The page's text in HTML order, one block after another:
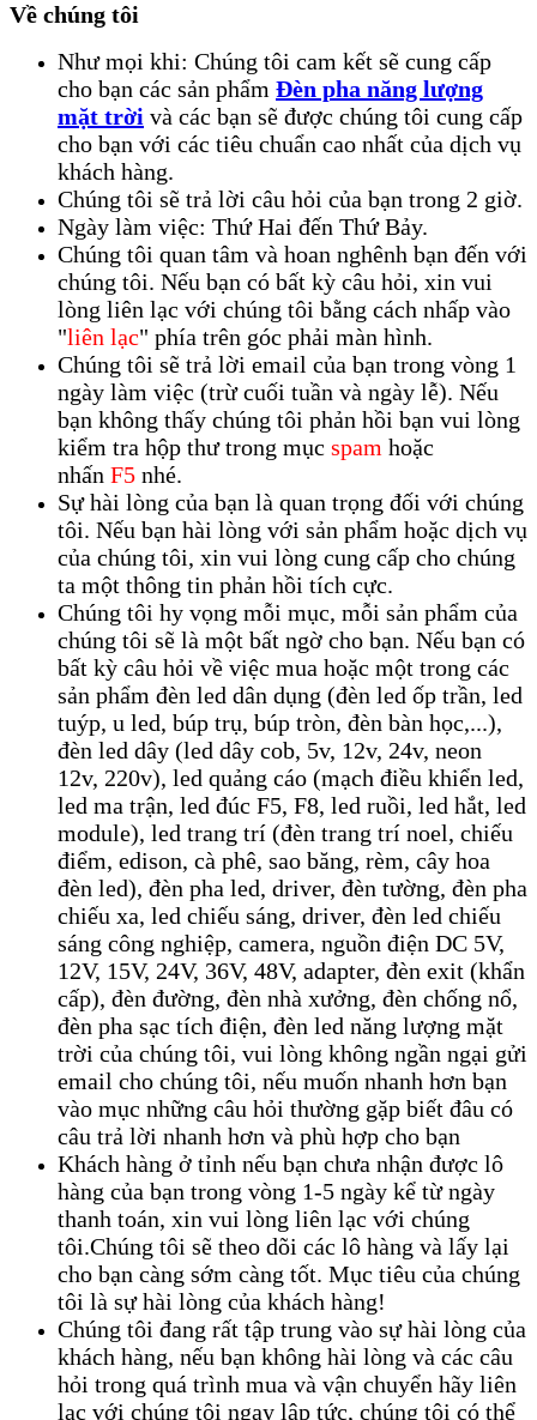
Về chúng tôi
Như mọi khi: Chúng tôi cam kết sẽ cung cấp
cho bạn các sản phẩm Đèn pha năng lượng
mặt trời và các bạn sẽ được chúng tôi cung cấp
cho bạn với các tiêu chuẩn cao nhất của dịch vụ
khách hàng.
Chúng tôi sẽ trả lời câu hỏi của bạn trong 2 giờ.
Ngày làm việc: Thứ Hai đến Thứ Bảy.
Chúng tôi quan tâm và hoan nghênh bạn đến với
chúng tôi. Nếu bạn có bất kỳ câu hỏi, xin vui
lòng liên lạc với chúng tôi bằng cách nhấp vào
"liên lạc" phía trên góc phải màn hình.
Chúng tôi sẽ trả lời email của bạn trong vòng 1
ngày làm việc (trừ cuối tuần và ngày lễ). Nếu
bạn không thấy chúng tôi phản hồi bạn vui lòng
kiểm tra hộp thư trong mục spam hoặc
nhấn F5 nhé.
Sự hài lòng của bạn là quan trọng đối với chúng
tôi. Nếu bạn hài lòng với sản phẩm hoặc dịch vụ
của chúng tôi, xin vui lòng cung cấp cho chúng
ta một thông tin phản hồi tích cực.
Chúng tôi hy vọng mỗi mục, mỗi sản phẩm của
chúng tôi sẽ là một bất ngờ cho bạn. Nếu bạn có
bất kỳ câu hỏi về việc mua hoặc một trong các
sản phẩm đèn led dân dụng (đèn led ốp trần, led
tuýp, u led, búp trụ, búp tròn, đèn bàn học,...),
đèn led dây (led dây cob, 5v, 12v, 24v, neon
12v, 220v), led quảng cáo (mạch điều khiển led,
led ma trận, led đúc F5, F8, led ruồi, led hắt, led
module), led trang trí (đèn trang trí noel, chiếu
điểm, edison, cà phê, sao băng, rèm, cây hoa
đèn led), đèn pha led, driver, đèn tường, đèn pha
chiếu xa, led chiếu sáng, driver, đèn led chiếu
sáng công nghiệp, camera, nguồn điện DC 5V,
12V, 15V, 24V, 36V, 48V, adapter, đèn exit (khẩn
cấp), đèn đường, đèn nhà xưởng, đèn chống nổ,
đèn pha sạc tích điện, đèn led năng lượng mặt
trời của chúng tôi, vui lòng không ngần ngại gửi
email cho chúng tôi, nếu muốn nhanh hơn bạn
vào mục những câu hỏi thường gặp biết đâu có
câu trả lời nhanh hơn và phù hợp cho bạn
Khách hàng ở tỉnh nếu bạn chưa nhận được lô
hàng của bạn trong vòng 1-5 ngày kể từ ngày
thanh toán, xin vui lòng liên lạc với chúng
tôi.Chúng tôi sẽ theo dõi các lô hàng và lấy lại
cho bạn càng sớm càng tốt. Mục tiêu của chúng
tôi là sự hài lòng của khách hàng!
Chúng tôi đang rất tập trung vào sự hài lòng của
khách hàng, nếu bạn không hài lòng và các câu
hỏi trong quá trình mua và vận chuyển hãy liên
lạc với chúng tôi ngay lập tức, chúng tôi có thể